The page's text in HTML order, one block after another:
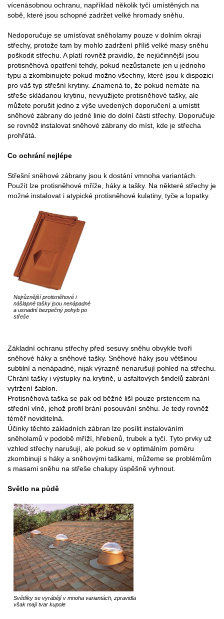
vícenásobnou ochranu, například několik tyčí umístěných na
sobě, které jsou schopné zadržet velké hromady sněhu.
Nedoporučuje se umísťovat sněholamy pouze v dolním okraji
střechy, protože tam by mohlo zadržení příliš velké masy sněhu
poškodit střechu. A platí rovněž pravidlo, že nejúčinnější jsou
protisněhová opatření tehdy, pokud nezůstanete jen u jednoho
typu a zkombinujete pokud možno všechny, které jsou k dispozici
pro váš typ střešní krytiny. Znamená to, že pokud nemáte na
střeše skládanou krytinu, nevyužijete protisněhové tašky, ale
můžete porušit jedno z výše uvedených doporučení a umístit
sněhové zábrany do jedné linie do dolní části střechy. Doporučuje
se rovněž instalovat sněhové zábrany do míst, kde je střecha
prohřátá.
Co ochrání nejlépe
Střešní sněhové zábrany jsou k dostání vmnoha variantách.
Použít lze protisněhové mříže, háky a tašky. Na některé střechy je
možné instalovat i atypické protisněhové kulatiny, tyče a lopatky.
Nejrůznější protisněhové i
nášlapné tašky jsou nenápadné
a usnadní bezpečný pohyb po
střeše
Základní ochranu střechy před sesuvy sněhu obvykle tvoří
sněhové háky a sněhové tašky. Sněhové háky jsou většinou
subtilní a nenápadné, nijak výrazně nenarušují pohled na střechu.
Chrání tašky i výstupky na krytině, u asfaltových šindelů zabrání
vytržení šablon.
Protisněhová taška se pak od běžné liší pouze prstencem na
střední vlně, jehož profil brání posouvání sněhu. Je tedy rovněž
téměř neviditelná.
Účinky těchto základních zábran lze posílit instalováním
sněholamů v podobě mříží, hřebenů, trubek a tyčí. Tyto prvky už
vzhled střechy narušují, ale pokud se v optimálním poměru
zkombinují s háky a sněhovými taškami, můžeme se problémům
s masami sněhu na střeše chalupy úspěšně vyhnout.
Světlo na půdě
Světlíky se vyrábějí v mnoha variantách, zpravidla
však mají tvar kupole